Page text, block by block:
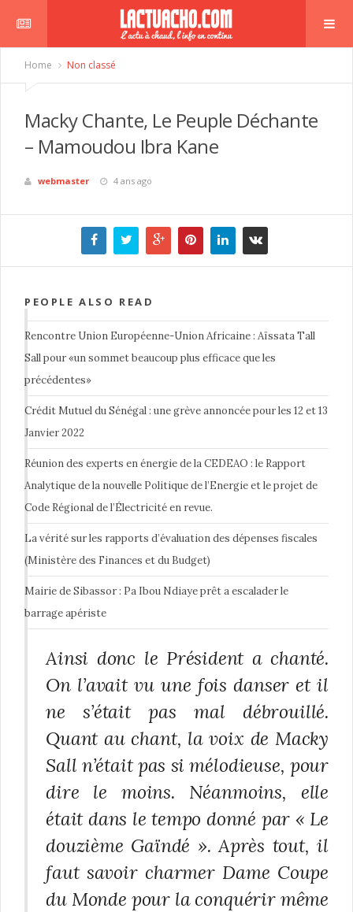
Home Non classé
Macky Chante, Le Peuple Déchante
– Mamoudou Ibra Kane
webmaster 4 ans ago
PEOPLE ALSO READ
Rencontre Union Européenne-Union Africaine : Aïssata Tall
Sall pour «un sommet beaucoup plus efficace que les
précédentes»
Crédit Mutuel du Sénégal : une grève annoncée pour les 12 et 13
Janvier 2022
Réunion des experts en énergie de la CEDEAO : le Rapport
Analytique de la nouvelle Politique de l’Energie et le projet de
Code Régional de l’Électricité en revue.
La vérité sur les rapports d’évaluation des dépenses fiscales
(Ministère des Finances et du Budget)
Mairie de Sibassor : Pa Ibou Ndiaye prêt a escalader le
barrage apériste
Ainsi donc le Président a chanté.
On l’avait vu une fois danser et il
ne s’était pas mal débrouillé.
Quant au chant, la voix de Macky
Sall n’était pas si mélodieuse, pour
dire le moins. Néanmoins, elle
était dans le tempo donné par « Le
douzième Gaïndé ». Après tout, il
faut savoir charmer Dame Coupe
du Monde pour la conquérir même